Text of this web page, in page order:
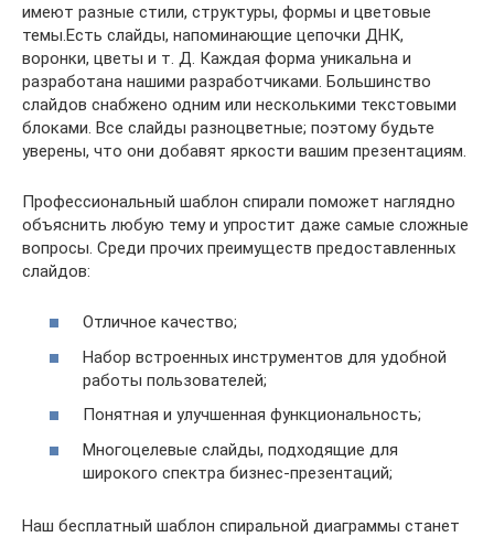
имеют разные стили, структуры, формы и цветовые
темы.Есть слайды, напоминающие цепочки ДНК,
воронки, цветы и т. Д. Каждая форма уникальна и
разработана нашими разработчиками. Большинство
слайдов снабжено одним или несколькими текстовыми
блоками. Все слайды разноцветные; поэтому будьте
уверены, что они добавят яркости вашим презентациям.
Профессиональный шаблон спирали поможет наглядно
объяснить любую тему и упростит даже самые сложные
вопросы. Среди прочих преимуществ предоставленных
слайдов:
Отличное качество;
Набор встроенных инструментов для удобной
работы пользователей;
Понятная и улучшенная функциональность;
Многоцелевые слайды, подходящие для
широкого спектра бизнес-презентаций;
Наш бесплатный шаблон спиральной диаграммы станет